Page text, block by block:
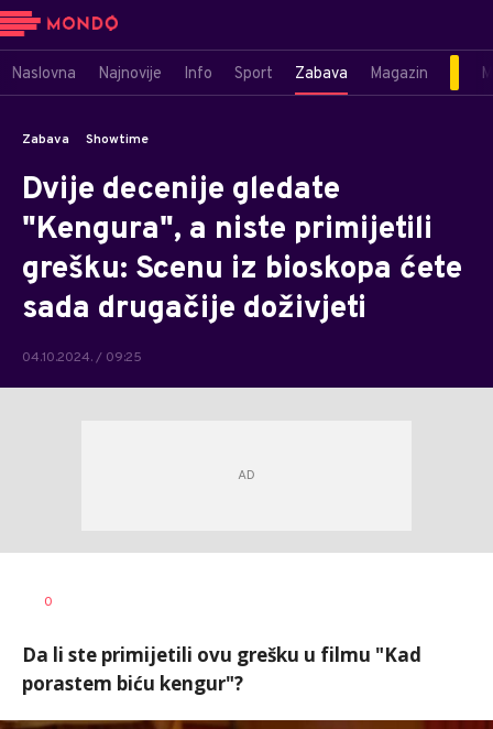
Naslovna Najnovije Info Sport Zabava Magazin
Zabava Showtime
Dvije decenije gledate
"Kengura", a niste primijetili
grešku: Scenu iz bioskopa ćete
sada drugačije doživjeti
04.10.2024. / 09:25
AUTOR
0
Da li ste primijetili ovu grešku u filmu "Kad
porastem biću kengur"?